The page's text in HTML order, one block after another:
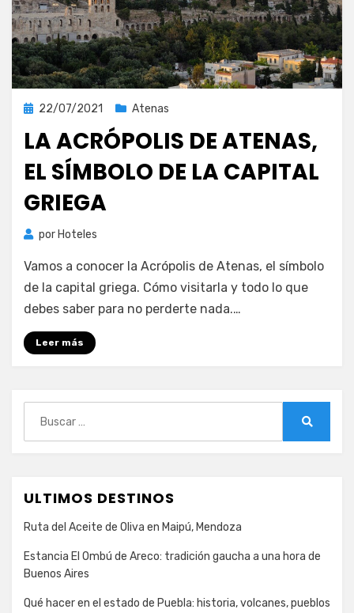
Publicada
22/07/2021 Atenas
LA ACRÓPOLIS DE ATENAS,
EL SÍMBOLO DE LA CAPITAL
GRIEGA
por Hoteles
Vamos a conocer la Acrópolis de Atenas, el símbolo
de la capital griega. Cómo visitarla y todo lo que
debes saber para no perderte nada.…
Leer más
ULTIMOS DESTINOS
Ruta del Aceite de Oliva en Maipú, Mendoza
Estancia El Ombú de Areco: tradición gaucha a una hora de
Buenos Aires
Qué hacer en el estado de Puebla: historia, volcanes, pueblos